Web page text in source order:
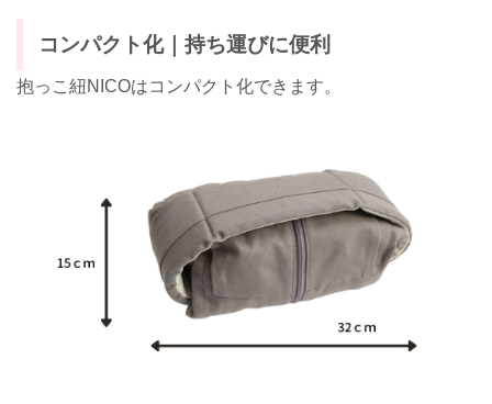
コンパクト化｜持ち運びに便利
抱っこ紐NICOはコンパクト化できます。